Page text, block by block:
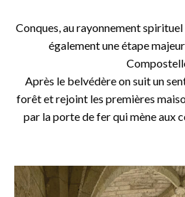
Conques, au rayonnement
également une étape
Après le belvédère on suit un
forêt et rejoint les premières
par la porte de fer qui mène aux